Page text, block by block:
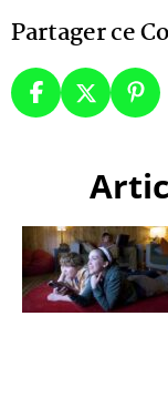
Partager ce